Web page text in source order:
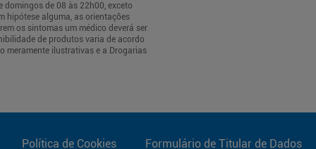
de 08 às 22h00, exceto
hipótese alguma, as orientações
os sintomas um médico deverá ser
de produtos varia de acordo
meramente ilustrativas e a Drogarias
Política de Cookies Formulário de Titular de Dados